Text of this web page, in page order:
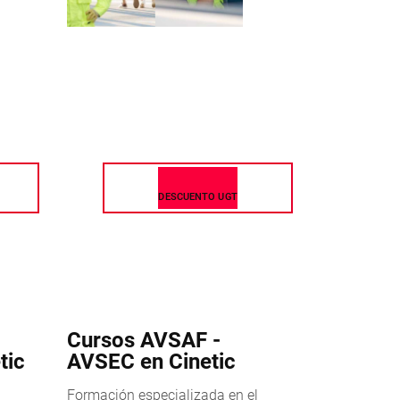
DESCUENTO UGT
Cursos AVSAF -
AVSEC en Cinetic
Formación especializada en el